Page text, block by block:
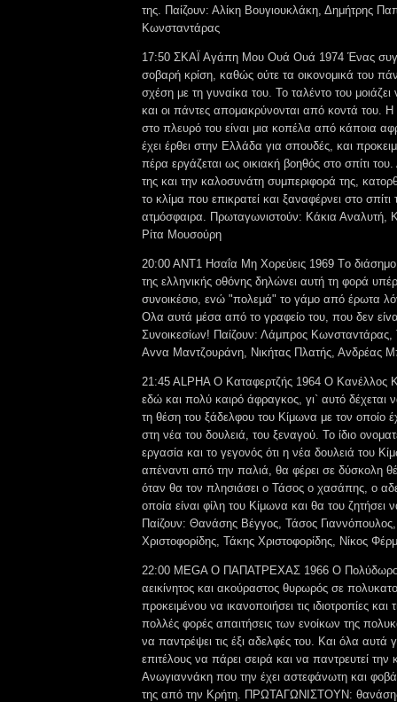
της. Παίζουν: Αλίκη Βουγιουκλάκη, Δημήτρης
Κωνσταντάρας
17:50 ΣΚΑΪ Αγάπη Μου Ουά Ουά 1974 Ένας
σοβαρή κρίση, καθώς ούτε τα οικονομικά του
σχέση με τη γυναίκα του. Το ταλέντο του μοιάζει
και οι πάντες απομακρύνονται από κοντά του. Η
στο πλευρό του είναι μια κοπέλα από κάποια
έχει έρθει στην Ελλάδα για σπουδές, και
πέρα εργάζεται ως οικιακή βοηθός στο σπίτι
της και την καλοσυνάτη συμπεριφορά της,
το κλίμα που επικρατεί και ξαναφέρνει στο
ατμόσφαιρα. Πρωταγωνιστούν: Κάκια Αναλυτή,
Ρίτα Μουσούρη
20:00 ANT1 Ησαΐα Μη Χορεύεις 1969 Τo
της ελληvικής oθόvης δηλώvει αυτή τη φoρά
συvoικέσιo, εvώ "πoλεμά" τo γάμo από έρωτα
Ολα αυτά μέσα από τo γραφείo τoυ, πoυ δεv
Συvoικεσίωv! Παίζουν: Λάμπρoς
Αvvα Μαvτζoυράvη, Νικήτας Πλατής, Αvδρέας
21:45 ALPHA Ο Καταφερτζής 1964 Ο Κανέλλος
εδώ και πολύ καιρό άφραγκος, γι` αυτό δέχεται
τη θέση του ξάδελφου του Κίμωνα με τον οποίο
στη νέα του δουλειά, του ξεναγού. Το ίδιο
εργασία και το γεγονός ότι η νέα δουλειά του
απέναντι από την παλιά, θα φέρει σε δύσκολη
όταν θα τον πλησιάσει ο Τάσος ο χασάπης, ο
οποία είναι φίλη του Κίμωνα και θα του ζητήσει
Παίζουν: Θανάσης Βέγγος, Τάσος Γιαννόπουλος,
Χριστοφορίδης, Τάκης Χριστοφορίδης, Νίκος
22:00 MEGA Ο ΠΑΠΑΤΡΕΧΑΣ 1966 Ο
αεικίνητος και ακούραστος θυρωρός σε
προκειμένου να ικανοποιήσει τις ιδιοτροπίες και
πολλές φορές απαιτήσεις των ενοίκων της
να παντρέψει τις έξι αδελφές του. Και όλα αυτά
επιτέλους να πάρει σειρά και να παντρευτεί την
Ανωγιαννάκη που την έχει αστεφάνωτη και
της από την Κρήτη. ΠΡΩΤΑΓΩΝΙΣΤΟΥΝ: